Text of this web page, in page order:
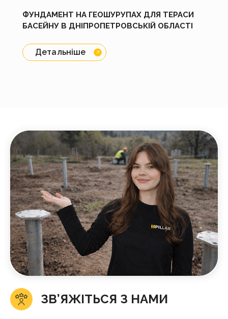
ФУНДАМЕНТ НА ГЕОШУРУПАХ ДЛЯ ТЕРАСИ
БАСЕЙНУ В ДНІПРОПЕТРОВСЬКІЙ ОБЛАСТІ
Детальніше
ЗВ’ЯЖІТЬСЯ З НАМИ